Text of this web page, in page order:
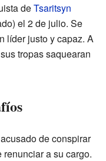
deTsaritsyn
el 2 de julio. Se
líder justo y capaz. A
tropas saquearan
de conspirar
renunciar a su cargo.